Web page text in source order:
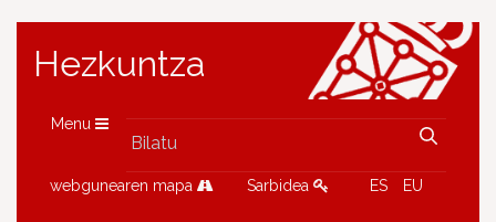
Hezkuntza
Menu
webgunearen mapa Sarbidea ES EU